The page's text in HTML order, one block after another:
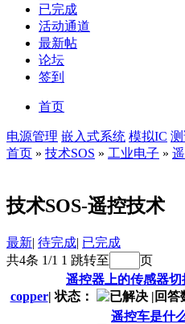
已完成
活动通道
最新帖
论坛
签到
首页
电源管理 嵌入式系统 模拟IC
首页 » 技术SOS » 工业电子 »
技术SOS-遥控技术
最新| 待完成| 已完成
共4条 1/1 1 跳转至
页
遥控器上的传感器切
copper| 状态： | 回答
遥控车是什